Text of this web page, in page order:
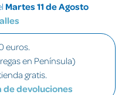
Martes 11 de Agosto
euros.
en Península)
gratis.
de devoluciones